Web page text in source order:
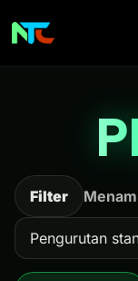
Filter